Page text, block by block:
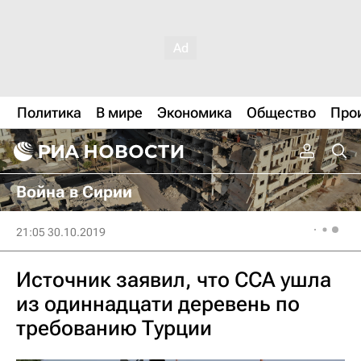
Политика В мире Экономика Общество
Война в Сирии
21:05 30.10.2019
Источник заявил, что ССА ушла
из одиннадцати деревень по
требованию Турции